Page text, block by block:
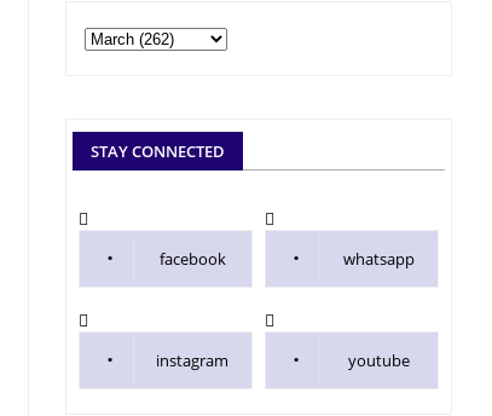
STAY CONNECTED
facebook whatsapp
instagram youtube